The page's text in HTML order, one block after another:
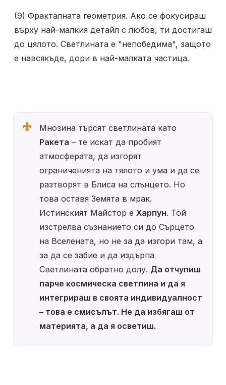
(9) Фракталната геометрия. Ако се фокусираш
върху най-малкия детайл с любов, ти достигаш
до цялото. Светлината е "непобедима", защото
е навсякъде, дори в най-малката частица.
Ракета – те искат да пробият
атмосферата, да изгорят
ограниченията на тялото и ума и да се
разтворят в Блиса на слънцето. Но
това оставя Земята в мрак.
Истинският Майстор е Харпун. Той
изстрелва съзнанието си до Сърцето
на Вселената, но не за да изгори там, а
за да се забие и да издърпа
Светлината обратно долу. Да отчупиш
парче космическа светлина и да я
интегрираш в своята индивидуалност
– това е смисълът. Не да избягаш от
материята, а да я осветиш.